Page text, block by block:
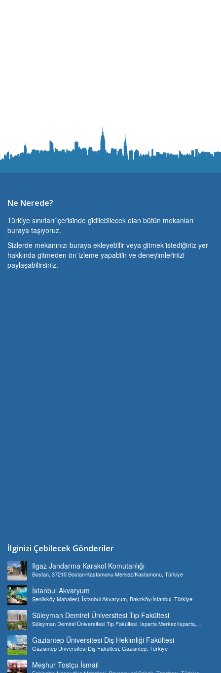
Ne Nerede?
Türki̇ye sınırları i̇çeri̇si̇nde gi̇di̇lebi̇lecek olan bütün mekanları
buraya taşıyoruz.
Si̇zlerde mekanınızı buraya ekleyebi̇li̇r veya gi̇tmek i̇stedi̇ği̇ni̇z yer
hakkında gi̇tmeden ön i̇zleme yapabi̇li̇r ve deneyi̇mleri̇ni̇zi̇
paylaşabi̇li̇rsi̇ni̇z.
İlginizi Çebilecek Gönderiler
Ilgaz Jandarma Karakol Komutanlığı
Bostan, 37210 Bostan/Kastamonu Merkez/Kastamonu, Türkiye
İstanbul Akvaryum
Şenlikköy Mahallesi, İstanbul Akvaryum, Bakırköy/İstanbul, Türkiye
Süleyman Demirel Üniversitesi Tıp Fakültesi
Süleyman Demirel Üniversitesi Tıp Fakültesi, Isparta Merkez/Isparta,
Gaziantep Üniversitesi Diş Hekimliği Fakültesi
Gaziantep Üniversitesi Diş Fakültesi, Gaziantep, Türkiye
Meşhur Tostçu İsmail